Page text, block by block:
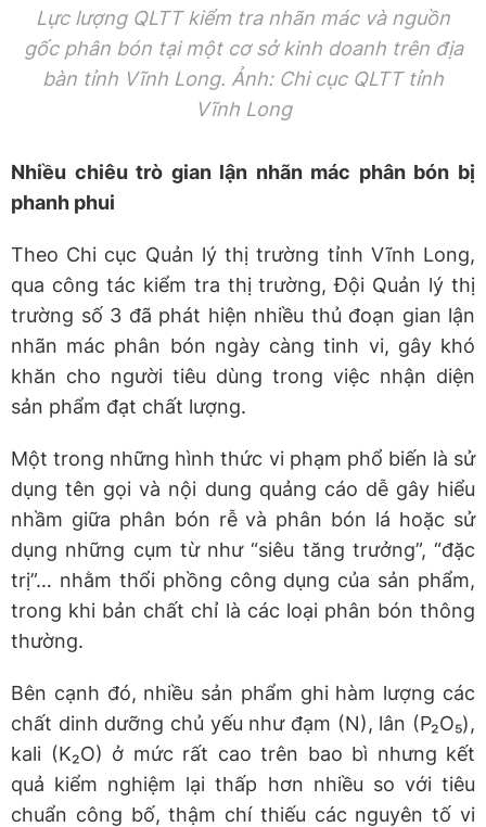
Lực lượng QLTT kiểm tra nhãn mác và nguồn
gốc phân bón tại một cơ sở kinh doanh trên địa
bàn tỉnh Vĩnh Long. Ảnh: Chi cục QLTT tỉnh
Vĩnh Long
Nhiều chiêu trò gian lận nhãn mác phân bón bị
phanh phui
Theo Chi cục Quản lý thị trường tỉnh Vĩnh Long,
qua công tác kiểm tra thị trường, Đội Quản lý thị
trường số 3 đã phát hiện nhiều thủ đoạn gian lận
nhãn mác phân bón ngày càng tinh vi, gây khó
khăn cho người tiêu dùng trong việc nhận diện
sản phẩm đạt chất lượng.
Một trong những hình thức vi phạm phổ biến là sử
dụng tên gọi và nội dung quảng cáo dễ gây hiểu
nhầm giữa phân bón rễ và phân bón lá hoặc sử
dụng những cụm từ như “siêu tăng trưởng”, “đặc
trị”… nhằm thổi phồng công dụng của sản phẩm,
trong khi bản chất chỉ là các loại phân bón thông
thường.
Bên cạnh đó, nhiều sản phẩm ghi hàm lượng các
chất dinh dưỡng chủ yếu như đạm (N), lân (P₂O₅),
kali (K₂O) ở mức rất cao trên bao bì nhưng kết
quả kiểm nghiệm lại thấp hơn nhiều so với tiêu
chuẩn công bố, thậm chí thiếu các nguyên tố vi